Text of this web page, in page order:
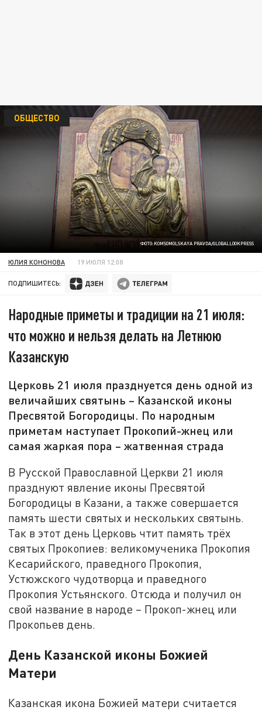
ФОТО:KOMSOMOLSKAYA PRAVDA/GLOBALLOOKPRESS
ОБЩЕСТВО
ЮЛИЯ КОНОНОВА 19 ИЮЛЯ 12:08
ПОДПИШИТЕСЬ:
Народные приметы и традиции на 21 июля:
что можно и нельзя делать на Летнюю
Казанскую
Церковь 21 июля празднуется день одной из
величайших святынь – Казанской иконы
Пресвятой Богородицы. По народным
приметам наступает Прокопий-жнец или
самая жаркая пора – жатвенная страда
В Русской Православной Церкви 21 июля
празднуют явление иконы Пресвятой
Богородицы в Казани, а также совершается
память шести святых и нескольких святынь.
Так в этот день Церковь чтит память трёх
святых Прокопиев: великомученика Прокопия
Кесарийского, праведного Прокопия,
Устюжского чудотворца и праведного
Прокопия Устьянского. Отсюда и получил он
свой название в народе – Прокоп-жнец или
Прокопьев день.
День Казанской иконы Божией
Матери
Казанская икона Божией матери считается